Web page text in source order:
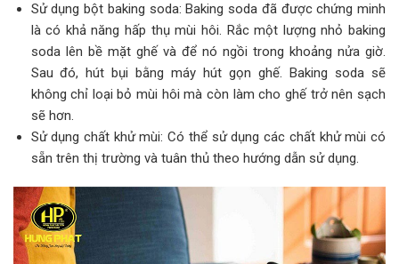
Sử dụng bột baking soda: Baking soda đã được chứng minh
là có khả năng hấp thụ mùi hôi. Rắc một lượng nhỏ baking
soda lên bề mặt ghế và để nó ngồi trong khoảng nửa giờ.
Sau đó, hút bụi bằng máy hút gọn ghế. Baking soda sẽ
không chỉ loại bỏ mùi hôi mà còn làm cho ghế trở nên sạch
sẽ hơn.
Sử dụng chất khử mùi: Có thể sử dụng các chất khử mùi có
sẵn trên thị trường và tuân thủ theo hướng dẫn sử dụng.